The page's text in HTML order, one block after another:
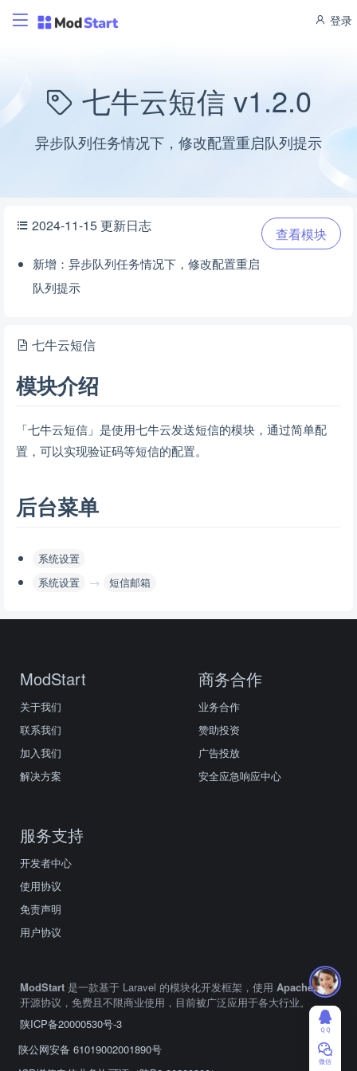
登录
七牛云短信 v1.2.0
异步队列任务情况下，修改配置重启队列提示
查看模块
2024-11-15 更新日志
新增：异步队列任务情况下，修改配置重启
队列提示
七牛云短信
模块介绍
「七牛云短信」是使用七牛云发送短信的模块，通过简单配
置，可以实现验证码等短信的配置。
后台菜单
系统设置
系统设置
→ 短信邮箱
ModStart
关于我们
联系我们
加入我们
解决方案
商务合作
业务合作
赞助投资
广告投放
安全应急响应中心
服务支持
开发者中心
使用协议
免责声明
用户协议
ModStart 是一款基于 Laravel 的模块化开发框架，使用 Apache2.0
开源协议，免费且不限商业使用，目前被广泛应用于各大行业。
陕ICP备20000530号-3
陕公网安备 61019002001890号
ＱＱ
微信